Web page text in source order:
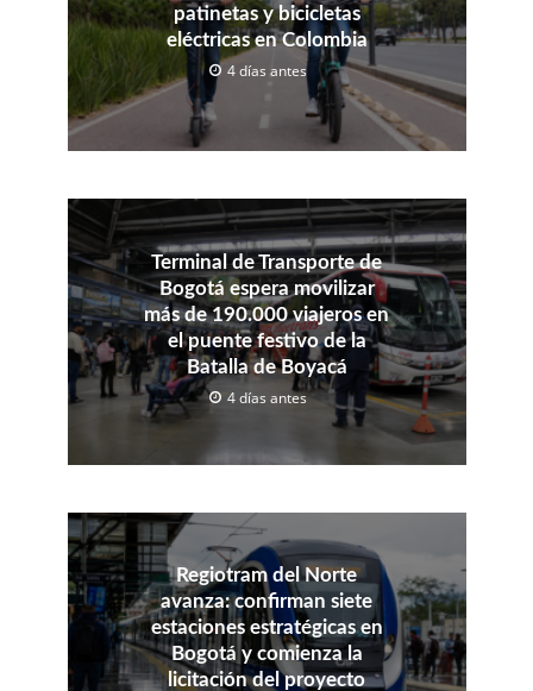
patinetas y bicicletas
eléctricas en Colombia
4 días antes
Terminal de Transporte de
Bogotá espera movilizar
más de 190.000 viajeros en
el puente festivo de la
Batalla de Boyacá
4 días antes
Regiotram del Norte
avanza: confirman siete
estaciones estratégicas en
Bogotá y comienza la
licitación del proyecto